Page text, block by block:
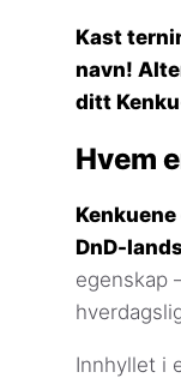
Kast
navn!
ditt
Hvem
DnD-
egenskap
Innhyllet i